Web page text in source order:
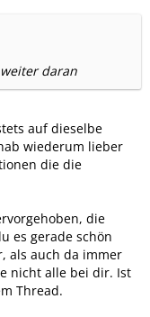
daran
auf dieselbe
wiederum lieber
die die
die
es gerade schön
als auch da immer
nicht alle bei dir. Ist
Thread.